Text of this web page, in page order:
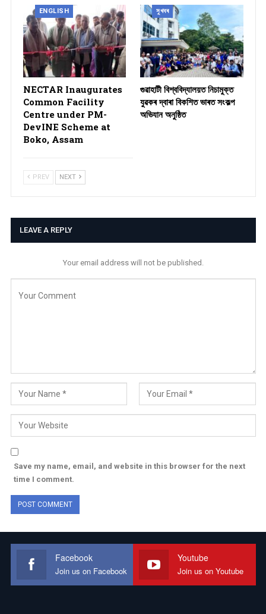
ENGLISH
NECTAR Inaugurates
Common Facility
Centre under PM-
DevINE Scheme at
Boko, Assam
সুখবৰ
গুৱাহাটী বিশ্ববিদ্যালয়ত নিচামুক্ত
যুৱকৰ দ্বাৰা বিকশিত ভাৰত সংকল্প
অভিযান অনুষ্ঠিত
PREV NEXT
LEAVE A REPLY
Your email address will not be published.
Save my name, email, and website in this browser for the next
time I comment.
Facebook
Join us on Facebook
Youtube
Join us on Youtube